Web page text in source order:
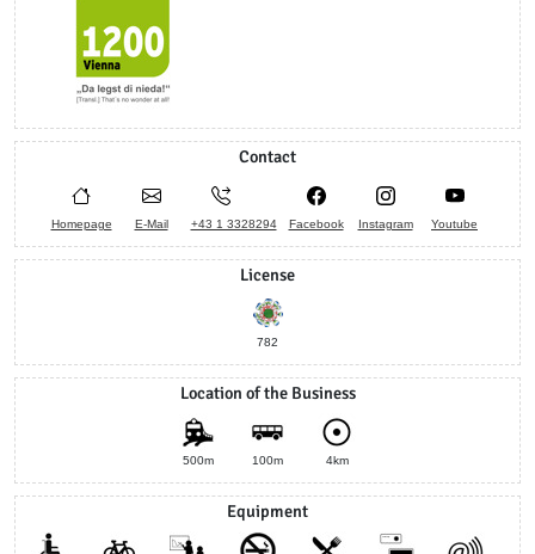
Contact
Homepage E-Mail +43 1 3328294 Facebook Instagram Youtube
License
782
Location of the Business
500m 100m 4km
Equipment